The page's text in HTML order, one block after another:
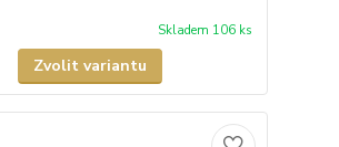
Skladem 106 ks
Zvolit variantu